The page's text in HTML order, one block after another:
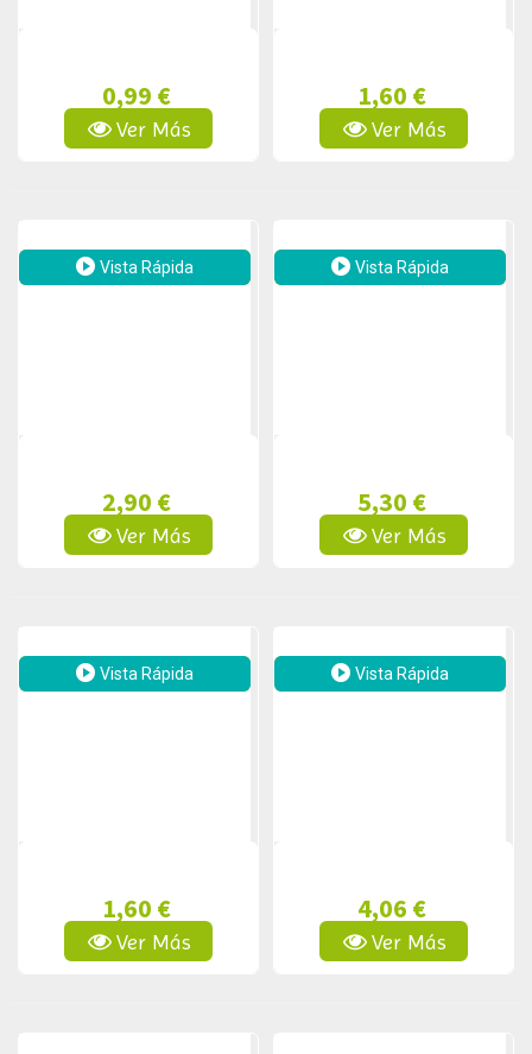
0,99 €
Ver Más
1,60 €
Ver Más
Vista Rápida
2,90 €
Ver Más
Vista Rápida
5,30 €
Ver Más
Vista Rápida
1,60 €
Ver Más
Vista Rápida
4,06 €
Ver Más